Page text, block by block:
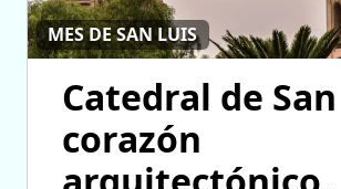
MES DE SAN LUIS
Catedral de
corazón